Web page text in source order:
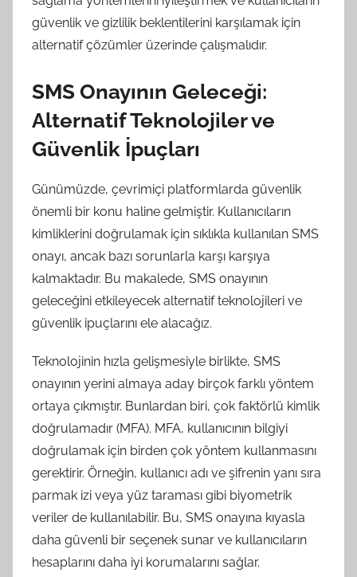
güvenlik ve gizlilik beklentilerini karşılamak için
alternatif çözümler üzerinde çalışmalıdır.
SMS Onayının Geleceği:
Alternatif Teknolojiler ve
Güvenlik İpuçları
Günümüzde, çevrimiçi platformlarda güvenlik
önemli bir konu haline gelmiştir. Kullanıcıların
kimliklerini doğrulamak için sıklıkla kullanılan SMS
onayı, ancak bazı sorunlarla karşı karşıya
kalmaktadır. Bu makalede, SMS onayının
geleceğini etkileyecek alternatif teknolojileri ve
güvenlik ipuçlarını ele alacağız.
Teknolojinin hızla gelişmesiyle birlikte, SMS
onayının yerini almaya aday birçok farklı yöntem
ortaya çıkmıştır. Bunlardan biri, çok faktörlü kimlik
doğrulamadır (MFA). MFA, kullanıcının bilgiyi
doğrulamak için birden çok yöntem kullanmasını
gerektirir. Örneğin, kullanıcı adı ve şifrenin yanı sıra
parmak izi veya yüz taraması gibi biyometrik
veriler de kullanılabilir. Bu, SMS onayına kıyasla
daha güvenli bir seçenek sunar ve kullanıcıların
hesaplarını daha iyi korumalarını sağlar.